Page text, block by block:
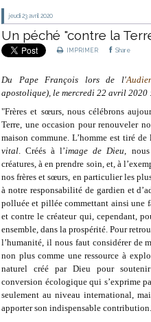
jeudi 23 avril 2020
Un péché "contre la
IMPRIMER Share
Du Pape François lors de l'
apostolique), le mercredi 22 avril 2020
"Frères et sœurs, nous célébrons
Terre, une occasion pour renouveler
maison commune. L’homme est tiré
vital . Créés à l’image de Dieu ,
créatures, à en prendre soin, et, à
nos frères et sœurs, en particulier les
à notre responsabilité de gardien et
polluée et pillée commettant ainsi une
et contre le créateur qui, cependant,
ensemble, dans la prospérité. Pour
l’humanité, il nous faut considérer de
non plus comme une ressource à
naturel créé par Dieu pour
conversion écologique qui s’exprime
seulement au niveau international,
apporter son indispensable